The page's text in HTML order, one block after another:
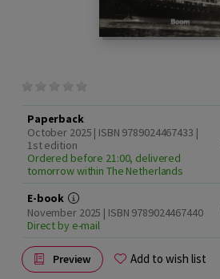
Paperback
October 2025 | ISBN 9789024467433 |
1st edition
Ordered before 21:00, delivered
tomorrow within The Netherlands
E-book
November 2025 | ISBN 9789024467440
Direct by e-mail
Preview Add to wish list